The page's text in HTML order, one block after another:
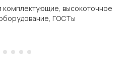
высокоточное
ГОСТы